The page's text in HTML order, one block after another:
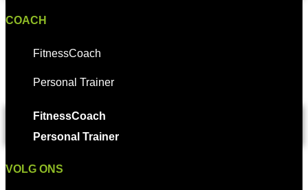
COACH
FitnessCoach
Personal Trainer
FitnessCoach
Personal Trainer
VOLG ONS